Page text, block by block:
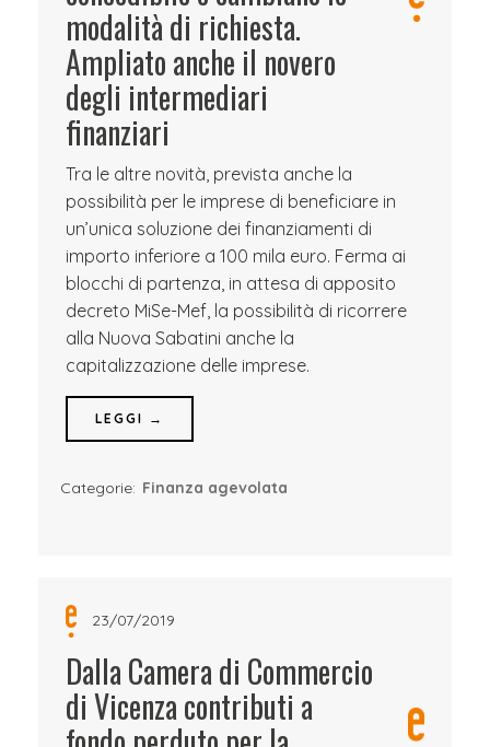
modalità di richiesta.
Ampliato anche il novero
degli intermediari
finanziari
Tra le altre novità, prevista anche la
possibilità per le imprese di beneficiare in
un’unica soluzione dei finanziamenti di
importo inferiore a 100 mila euro. Ferma ai
blocchi di partenza, in attesa di apposito
decreto MiSe-Mef, la possibilità di ricorrere
alla Nuova Sabatini anche la
capitalizzazione delle imprese.
LEGGI →
Categorie: Finanza agevolata
23/07/2019
Dalla Camera di Commercio
di Vicenza contributi a